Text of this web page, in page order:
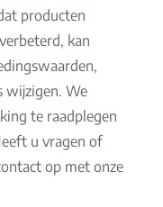
producten
kan
wijzigen. We
te raadplegen
u vragen of
op met onze